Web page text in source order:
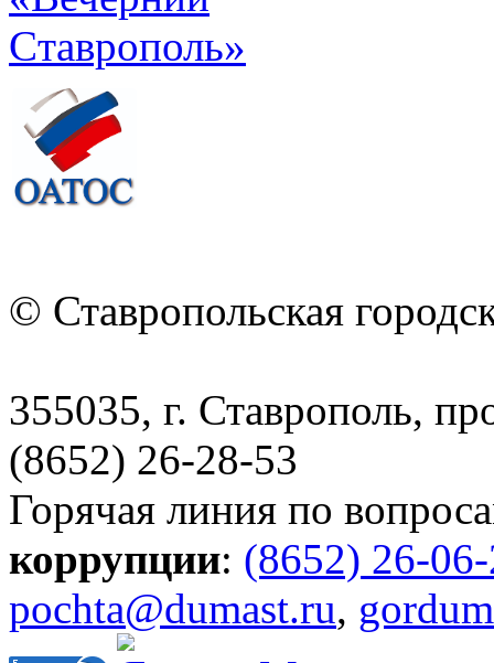
© Ставропольская
355035, г. Ставрополь,
(8652) 26-28-53
Горячая линия по
коррупции: (8652) 26-
pochta@dumast.ru,